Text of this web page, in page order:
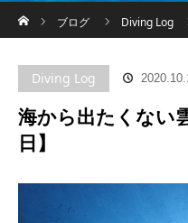
ブログ
Diving Log
Diving Log
海から出たくない
日】